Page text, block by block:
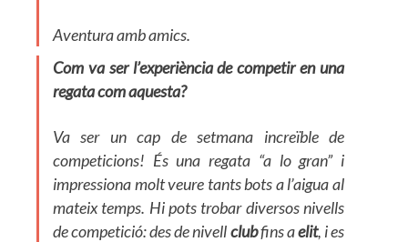
Aventura amb amics.
Com va ser l’experiència de competir en una
regata com aquesta?
Va ser un cap de setmana increïble de
competicions! És una regata “a lo gran” i
impressiona molt veure tants bots a l’aigua al
mateix temps. Hi pots trobar diversos nivells
de competició: des de nivellclubfins aelit, i es